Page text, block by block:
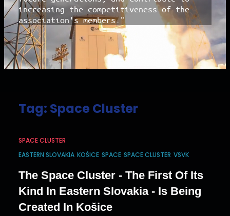
increasing the competitiveness of the
association's members."
Tag: Space Cluster
SPACE CLUSTER
EASTERN SLOVAKIA KOŠICE SPACE SPACE CLUSTER VSVK
The Space Cluster - The First Of Its
Kind In Eastern Slovakia - Is Being
Created In Košice